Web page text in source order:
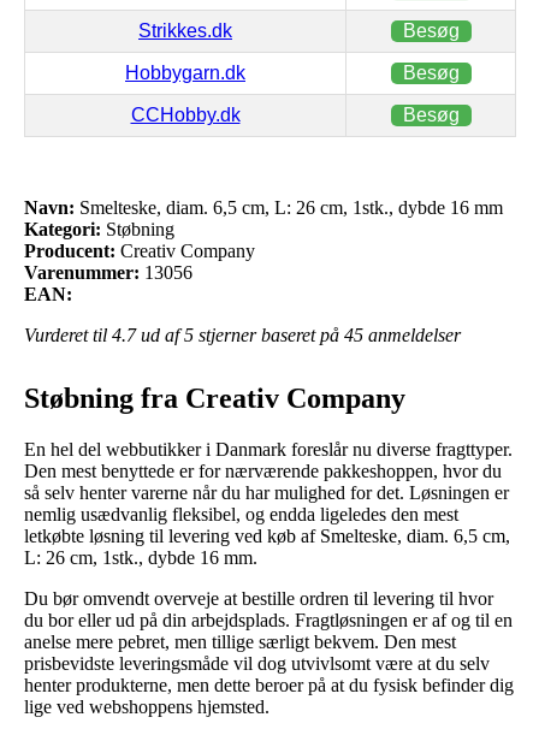
Strikkes.dk Besøg
Hobbygarn.dk Besøg
CCHobby.dk Besøg
Navn: Smelteske, diam. 6,5 cm, L: 26 cm, 1stk., dybde 16 mm
Kategori: Støbning
Producent: Creativ Company
Varenummer: 13056
EAN:
Vurderet til 4.7ud af 5 stjerner baseret på 45 anmeldelser
Støbning fra Creativ Company
En hel del webbutikker i Danmark foreslår nu diverse fragttyper.
Den mest benyttede er for nærværende pakkeshoppen, hvor du
så selv henter varerne når du har mulighed for det. Løsningen er
nemlig usædvanlig fleksibel, og endda ligeledes den mest
letkøbte løsning til levering ved køb af Smelteske, diam. 6,5 cm,
L: 26 cm, 1stk., dybde 16 mm.
Du bør omvendt overveje at bestille ordren til levering til hvor
du bor eller ud på din arbejdsplads. Fragtløsningen er af og til en
anelse mere pebret, men tillige særligt bekvem. Den mest
prisbevidste leveringsmåde vil dog utvivlsomt være at du selv
henter produkterne, men dette beroer på at du fysisk befinder dig
lige ved webshoppens hjemsted.